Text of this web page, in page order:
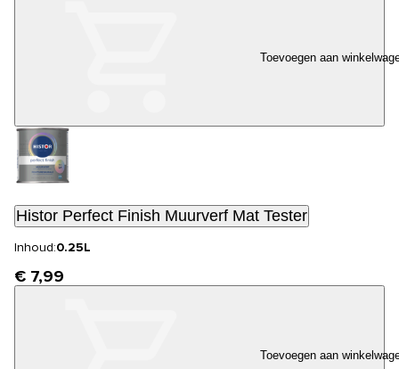
Toevoegen aan
Histor Perfect Finish Muurverf Mat Tester
Inhoud:0.25L
€ 7,99
Toevoegen aan